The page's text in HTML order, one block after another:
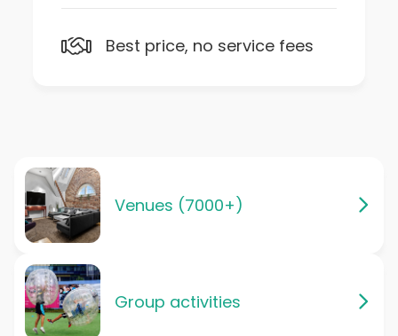
Best price, no service fees
Venues (7000+)
Group activities